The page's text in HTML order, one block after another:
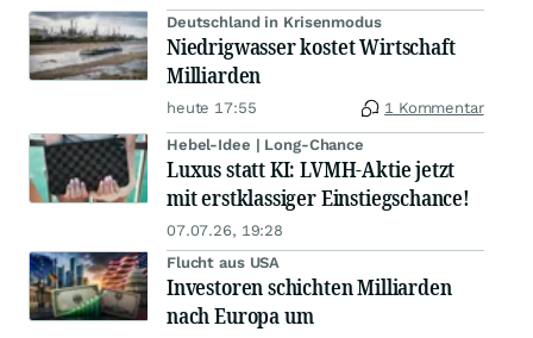
Deutschland in Krisenmodus
Niedrigwasser kostet Wirtschaft
Milliarden
heute 17:55 1 Kommentar
Hebel-Idee | Long-Chance
Luxus statt KI: LVMH-Aktie jetzt
mit erstklassiger Einstiegschance!
07.07.26, 19:28
Flucht aus USA
Investoren schichten Milliarden
nach Europa um